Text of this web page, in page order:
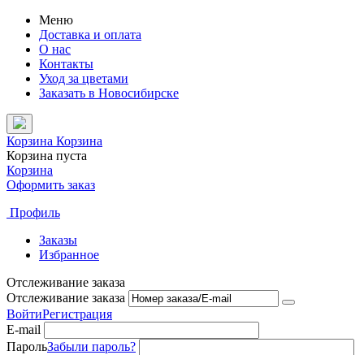
Меню
Доставка и оплата
О нас
Контакты
Уход за цветами
Заказать в Новосибирске
Корзина Корзина
Корзина пуста
Корзина
Оформить заказ
Профиль
Заказы
Избранное
Отслеживание заказа
Отслеживание заказа
ВойтиРегистрация
E-mail
ПарольЗабыли пароль?